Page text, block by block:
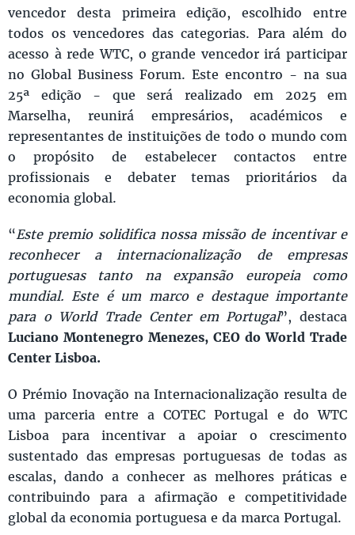
vencedor desta primeira edição, escolhido entre
todos os vencedores das categorias. Para além do
acesso à rede WTC, o grande vencedor irá participar
no Global Business Forum. Este encontro - na sua
25ª edição - que será realizado em 2025 em
Marselha, reunirá empresários, académicos e
representantes de instituições de todo o mundo com
o propósito de estabelecer contactos entre
profissionais e debater temas prioritários da
economia global.
“Este premio solidifica nossa missão de incentivar e
reconhecer a internacionalização de empresas
portuguesas tanto na expansão europeia como
mundial. Este é um marco e destaque importante
para o World Trade Center em Portugal”, destaca
Luciano Montenegro Menezes, CEO do World Trade
Center Lisboa.
O Prémio Inovação na Internacionalização resulta de
uma parceria entre a COTEC Portugal e do WTC
Lisboa para incentivar a apoiar o crescimento
sustentado das empresas portuguesas de todas as
escalas, dando a conhecer as melhores práticas e
contribuindo para a afirmação e competitividade
global da economia portuguesa e da marca Portugal.